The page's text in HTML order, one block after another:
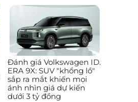
Đánh giá Volkswagen ID.
ERA 9X: SUV "khổng lồ"
sắp ra mắt khiến mọi
ánh nhìn giá dự kiến
dưới 3 tỷ đồng